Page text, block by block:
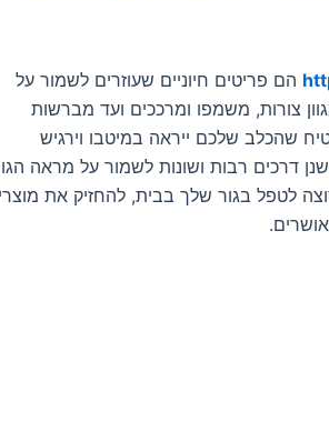
הם פריטים חיוניים שעוזרים לשמור על
צורות, משמפו ומרככים ועד מברשות
שהכלב שלכם ייראה במיטבו וירגיש
דרכים רבות ושונות לשמור על מראה
לטפל בגור שלך בבית, להחזיק את מוצרי